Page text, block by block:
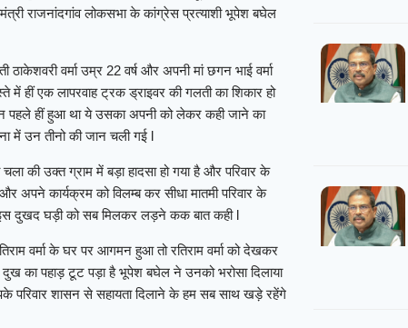
राजनांदगांव लोकसभा के कांग्रेस प्रत्याशी भूपेश बघेल
ठाकेशवरी वर्मा उम्र 22 वर्ष और अपनी मां छगन भाई वर्मा
हीं एक लापरवाह ट्रक ड्राइवर की गलती का शिकार हो
दिन पहले हीं हुआ था ये उसका अपनी को लेकर कही जाने का
में उन तीनो की जान चली गई l
की उक्त ग्राम में बड़ा हादसा हो गया है और परिवार के
अपने कार्यक्रम को विलम्ब कर सीधा मातमी परिवार के
दुखद घड़ी को सब मिलकर लड़ने कक बात कही l
वर्मा के घर पर आगमन हुआ तो रतिराम वर्मा को देखकर
दुख का पहाड़ टूट पड़ा है भूपेश बघेल ने उनको भरोसा दिलाया
शासन से सहायता दिलाने के हम सब साथ खड़े रहेंगे